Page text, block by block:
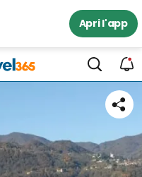
Apri l'app